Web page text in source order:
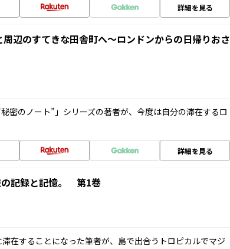
詳細を見る
辺のすてきな田舎町へ～ロンドンからの日帰りおさ
密のノート”」シリーズの著者が、今度は自分の滞在するロ
詳細を見る
記録と記憶。 第1巻
在することになった筆者が、島で出合うトロピカルでマジ